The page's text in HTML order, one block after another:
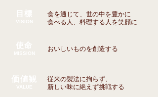
​目標
​VISION
食を通じて、世の中を豊かに
食べる人、料理する人を笑顔に
おいしいものを創造する
使命
MISSION
​価値観
​VALUE
従来の製法に拘らず、
新しい味に絶えず挑戦する